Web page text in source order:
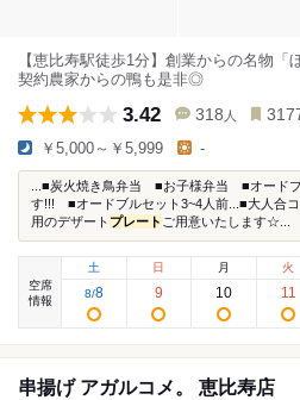
【恵比寿駅徒歩1分】創業からの名物「
契約農家からの鴨も是非◎
3.42 318 人
￥5,000～￥5,999 -
...■炭火焼き鳥弁当 ■お子様弁当 ■オード
す!!! ■オードブルセット3~4人前...■大人合
用のデザート プレート ご用意いたします☆...
空席
情報
土
8/8
日
9
月
10
火
11
串揚げ アガルコメ。 恵比寿店